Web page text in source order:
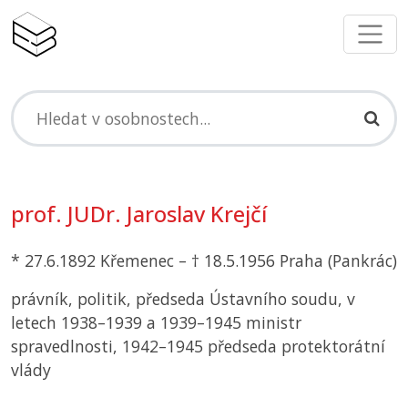
prof. JUDr. Jaroslav Krejčí
* 27.6.1892 Křemenec – † 18.5.1956 Praha (Pankrác)
právník, politik, předseda Ústavního soudu, v
letech 1938–1939 a 1939–1945 ministr
spravedlnosti, 1942–1945 předseda protektorátní
vlády